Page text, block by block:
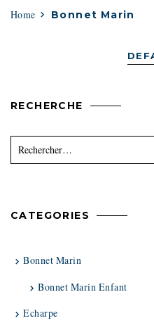
Home Bonnet Marin
RECHERCHE
Rechercher :
CATEGORIES
Bonnet Marin
Bonnet Marin Enfant
Echarpe